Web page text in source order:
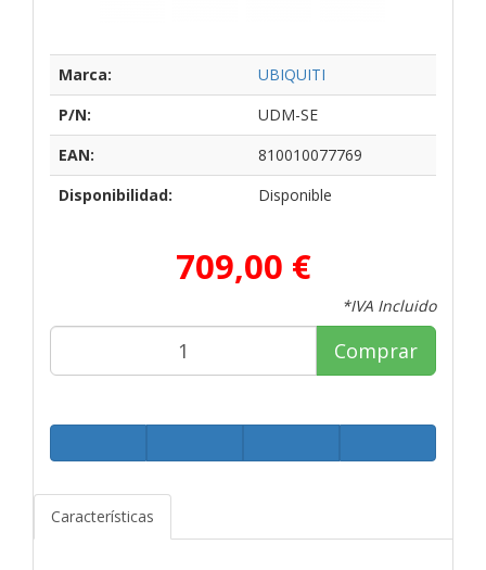
Marca:
UBIQUITI
P/N:
UDM-SE
EAN:
810010077769
Disponibilidad:
Disponible
709,00 €
*IVA Incluido
Comprar
Características